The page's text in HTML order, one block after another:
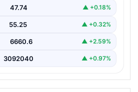
ve ilgili piyasa uzmanlarının
47.74 ▲ +0.18%
55.25 ▲ +0.32%
6660.6 ▲ +2.59%
3092040 ▲ +0.97%